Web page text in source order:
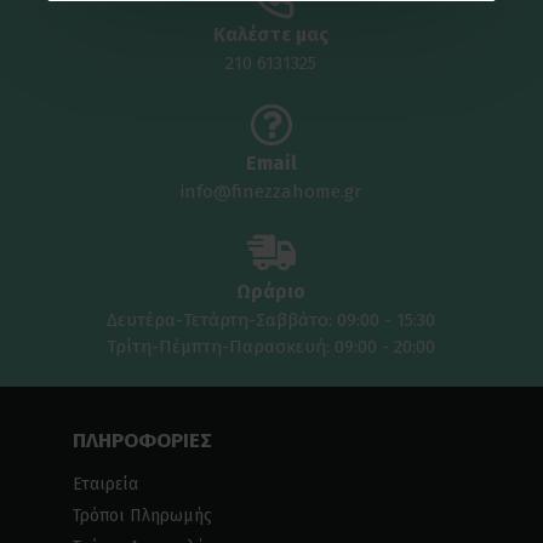
Καλέστε μας
210 6131325
Email
info@finezzahome.gr
Ωράριο
Δευτέρα-Τετάρτη-Σαββάτο: 09:00 - 15:30
Τρίτη-Πέμπτη-Παρασκευή: 09:00 - 20:00
ΠΛΗΡΟΦΟΡΙΕΣ
Εταιρεία
Τρόποι Πληρωμής